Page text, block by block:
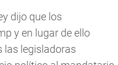
dijo que los
y en lugar de ello
las legisladoras